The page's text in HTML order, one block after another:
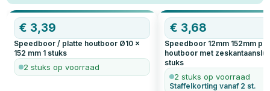
€ 3,39
Speedboor / platte houtboor Ø10 x
152 mm 1 stuks
2 stuks op voorraad
€ 3,68
Speedboor 12mm 152mm
houtboor met
stuks
2 stuks op voorraad
Staffelkorting vanaf 2 st.